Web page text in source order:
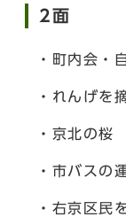
2面
・町内会・
・れんげを
・京北の桜
・市バスの
・右京区民